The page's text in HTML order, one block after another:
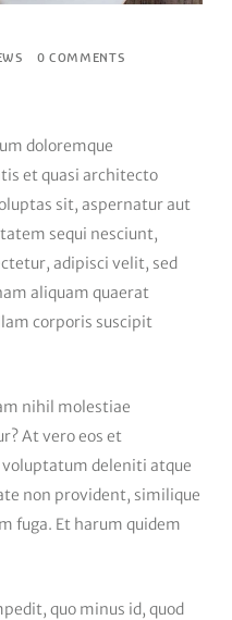
0 COMMENTS
doloremque
et quasi architecto
sit, aspernatur aut
sequi nesciunt,
adipisci velit, sed
aliquam quaerat
corporis suscipit
nihil molestiae
At vero eos et
deleniti atque
non provident, similique
fuga. Et harum quidem
quo minus id, quod